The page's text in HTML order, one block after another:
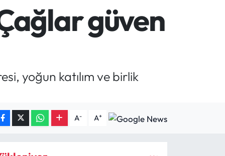
6527.85
0.54
BİST100
13.703
güven
yoğun katılım ve birlik
A- A+